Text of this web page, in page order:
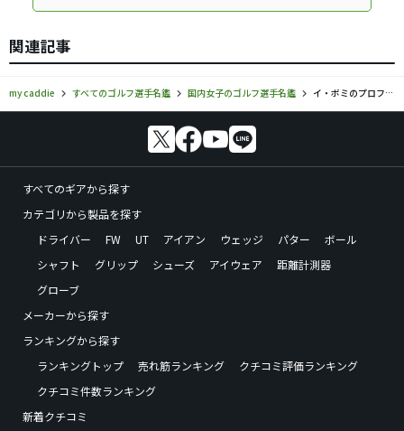
関連記事
my caddie すべてのゴルフ選手名鑑 国内女子のゴルフ選手名鑑 イ・ボミのプロフィール・ツアー成績
すべてのギアから探す
カテゴリから製品を探す
ドライバー
FW UT アイアン ウェッジ パター
ボール
シャフト
グリップ シューズ アイウェア
距離計測器
グローブ
メーカーから探す
ランキングから探す
ランキングトップ
売れ筋ランキング
クチコミ評価ランキング
クチコミ件数ランキング
新着クチコミ